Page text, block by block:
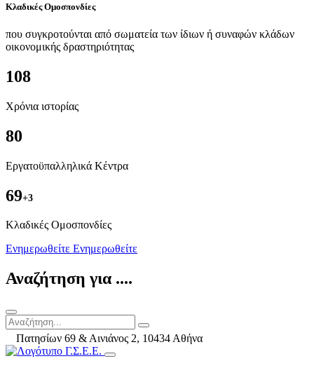
Κλαδικές Ομοσπονδίες
που συγκροτούνται από σωματεία των ίδιων ή συναφών κλάδων
οικονομικής δραστηριότητας
108
Χρόνια ιστορίας
80
Εργατοϋπαλληλικά Κέντρα
69+3
Kλαδικές Ομοσπονδίες
Ενημερωθείτε Ενημερωθείτε
Αναζήτηση για ....
Πατησίων 69 & Αινιάνος 2, 10434 Αθήνα